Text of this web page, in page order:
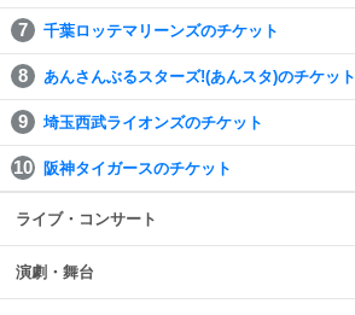
千葉ロッテマリーンズのチケット
あんさんぶるスターズ!(あんスタ)のチケット
埼玉西武ライオンズのチケット
阪神タイガースのチケット
ライブ・コンサート
演劇・舞台